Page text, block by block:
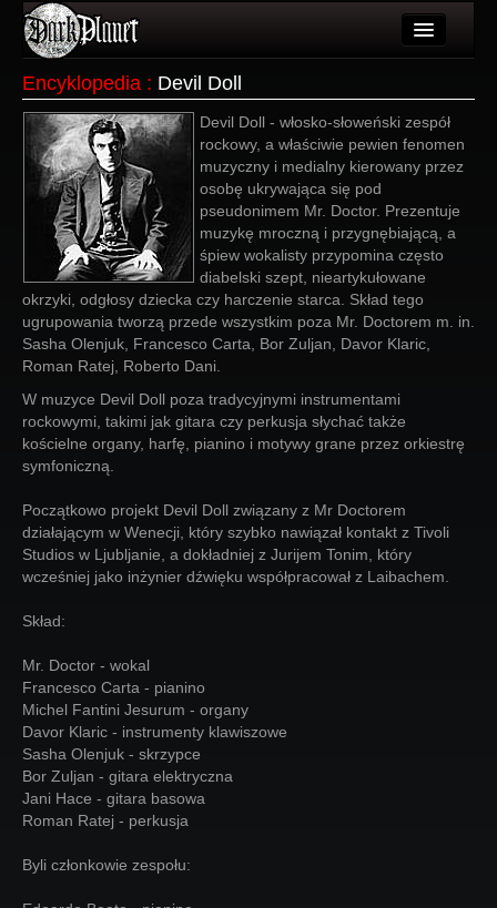
Użytkownicy
Wydarzenia
Galeria
Forum
Więcej
Login
Encyklopedia : Devil Doll
Devil Doll - włosko-słoweński zespół
rockowy, a właściwie pewien fenomen
muzyczny i medialny kierowany przez
osobę ukrywająca się pod
pseudonimem Mr. Doctor. Prezentuje
muzykę mroczną i przygnębiającą, a
śpiew wokalisty przypomina często
diabelski szept, nieartykułowane
okrzyki, odgłosy dziecka czy harczenie starca. Skład tego
ugrupowania tworzą przede wszystkim poza Mr. Doctorem m. in.
Sasha Olenjuk, Francesco Carta, Bor Zuljan, Davor Klaric,
Roman Ratej, Roberto Dani.
W muzyce Devil Doll poza tradycyjnymi instrumentami
rockowymi, takimi jak gitara czy perkusja słychać także
kościelne organy, harfę, pianino i motywy grane przez orkiestrę
symfoniczną.
Początkowo projekt Devil Doll związany z Mr Doctorem
działającym w Wenecji, który szybko nawiązał kontakt z Tivoli
Studios w Ljubljanie, a dokładniej z Jurijem Tonim, który
wcześniej jako inżynier dźwięku współpracował z Laibachem.
Skład:
Mr. Doctor - wokal
Francesco Carta - pianino
Michel Fantini Jesurum - organy
Davor Klaric - instrumenty klawiszowe
Sasha Olenjuk - skrzypce
Bor Zuljan - gitara elektryczna
Jani Hace - gitara basowa
Roman Ratej - perkusja
Byli członkowie zespołu: